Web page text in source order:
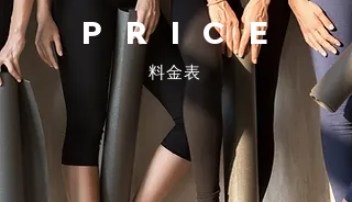
PRICE
料金表